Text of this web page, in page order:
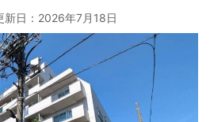
日： 2026年7月18日